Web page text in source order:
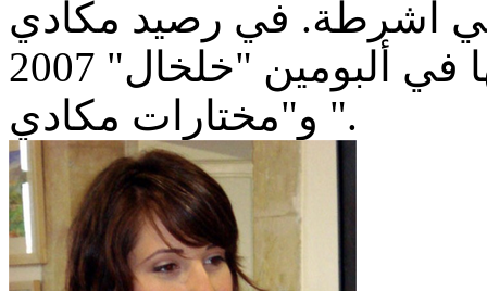
أشرطة. في رصيد مكادي
مجموعة كبيرة من الأغاني جمعتها في ألبومين "خلخال" 2007
و"مختارات مكادي ".